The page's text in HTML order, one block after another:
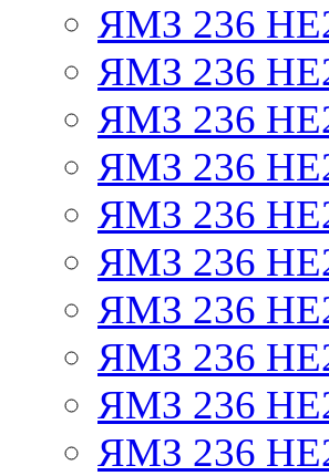
ЯМЗ 236
ЯМЗ 236 НЕ2
ЯМЗ 236
ЯМЗ 236
ЯМЗ 236
ЯМЗ 236
ЯМЗ 236
ЯМЗ 236
ЯМЗ 236
ЯМЗ 236 НЕ2